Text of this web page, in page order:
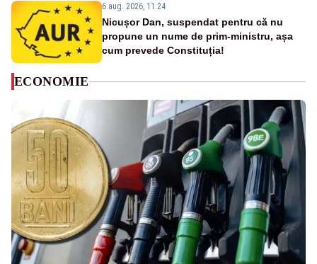
6 aug. 2026, 11:24
Nicușor Dan, suspendat pentru că nu
propune un nume de prim-ministru, așa
cum prevede Constituția!
ECONOMIE